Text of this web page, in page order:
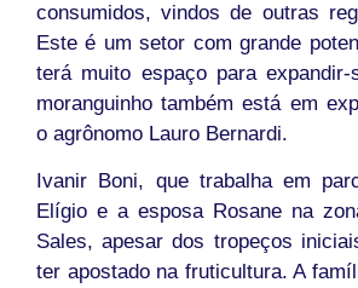
consumidos, vindos de outras
Este é um setor com grande
terá muito espaço para
moranguinho também está em
o agrônomo Lauro Bernardi.
Ivanir Boni, que trabalha em
Elígio e a esposa Rosane na
Sales, apesar dos tropeços
ter apostado na fruticultura. A